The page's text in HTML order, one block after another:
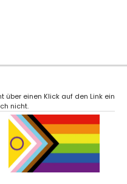
einen Klick auf den Link ein
nicht.